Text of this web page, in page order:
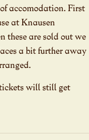
accomodation. First
at Knausen
these are sold out we
a bit further away
will still get